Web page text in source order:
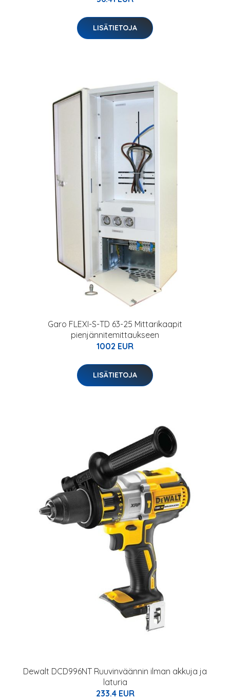
LISÄTIETOJA
Garo FLEXI-S-TD 63-25 Mittarikaapit
pienjännitemittaukseen
1002 EUR
LISÄTIETOJA
Dewalt DCD996NT Ruuvinväännin ilman akkuja ja
laturia
233.4 EUR